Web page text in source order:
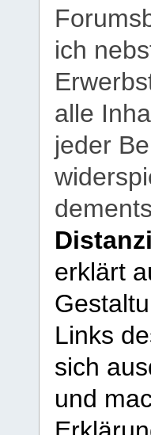
ich
alle
jeder
erklärt
Links
sich
und